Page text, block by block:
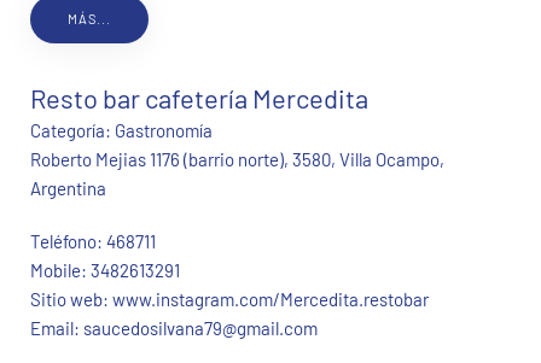
MÁS...
Resto bar cafetería Mercedita
Categoría: Gastronomía
Roberto Mejias 1176 (barrio norte), 3580, Villa Ocampo,
Argentina
Teléfono: 468711
Mobile: 3482613291
Sitio web: www.instagram.com/Mercedita.restobar
Email: saucedosilvana79@gmail.com